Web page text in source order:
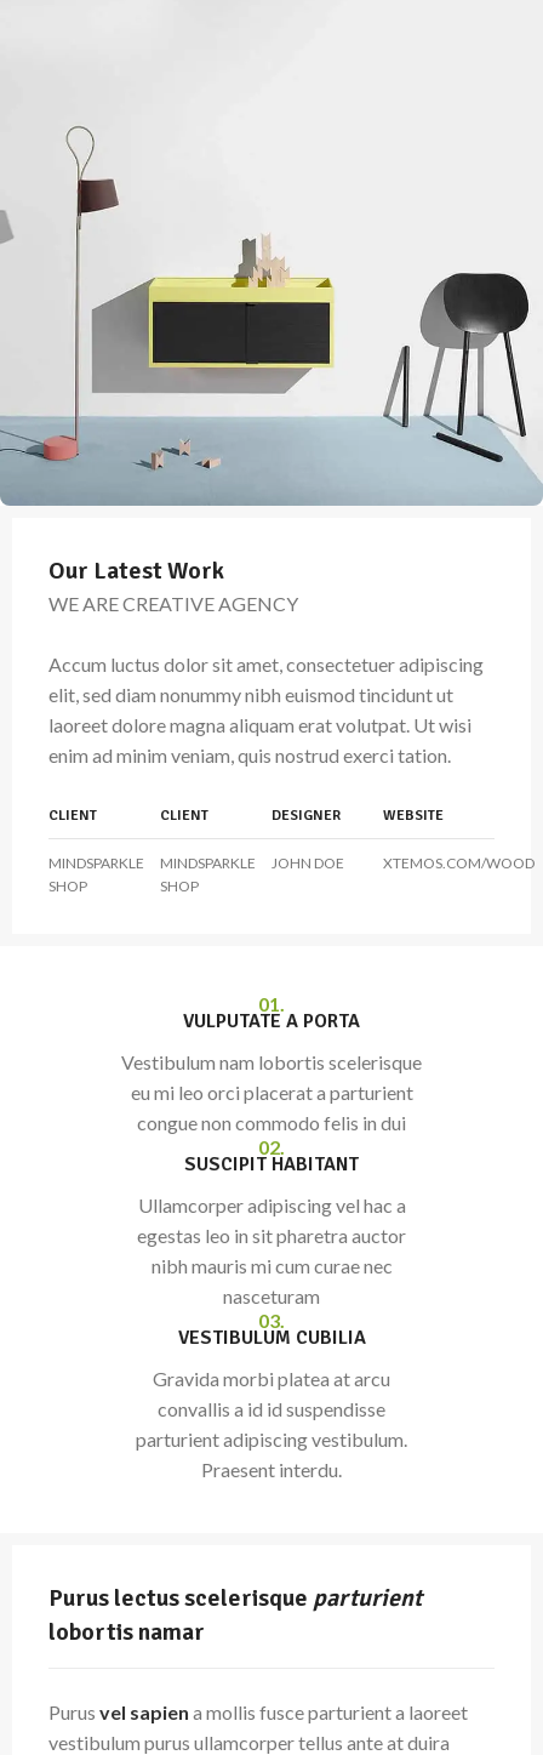
Our Latest Work
WE ARE CREATIVE AGENCY
Accum luctus dolor sit amet, consectetuer adipiscing
elit, sed diam nonummy nibh euismod tincidunt ut
laoreet dolore magna aliquam erat volutpat. Ut wisi
enim ad minim veniam, quis nostrud exerci tation.
CLIENT
MINDSPARKLE
SHOP
CLIENT
MINDSPARKLE
SHOP
DESIGNER
JOHN DOE
WEBSITE
XTEMOS.COM/WOOD
01.
VULPUTATE A PORTA
Vestibulum nam lobortis scelerisque
eu mi leo orci placerat a parturient
congue non commodo felis in dui
02.
SUSCIPIT HABITANT
Ullamcorper adipiscing vel hac a
egestas leo in sit pharetra auctor
nibh mauris mi cum curae nec
nasceturam
03.
VESTIBULUM CUBILIA
Gravida morbi platea at arcu
convallis a id id suspendisse
parturient adipiscing vestibulum.
Praesent interdu.
Purus lectus scelerisque parturient
lobortis namar
Purus vel sapien a mollis fusce parturient a laoreet
vestibulum purus ullamcorper tellus ante at duira